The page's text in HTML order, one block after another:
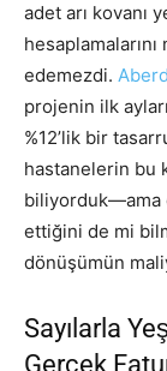
adet arı kovanı
hesaplamalarını
edemezdi.
projenin ilk
%12’lik bir
hastanelerin bu
biliyorduk—ama
ettiğini de mi
dönüşümün
Sayılarla
Gerçek